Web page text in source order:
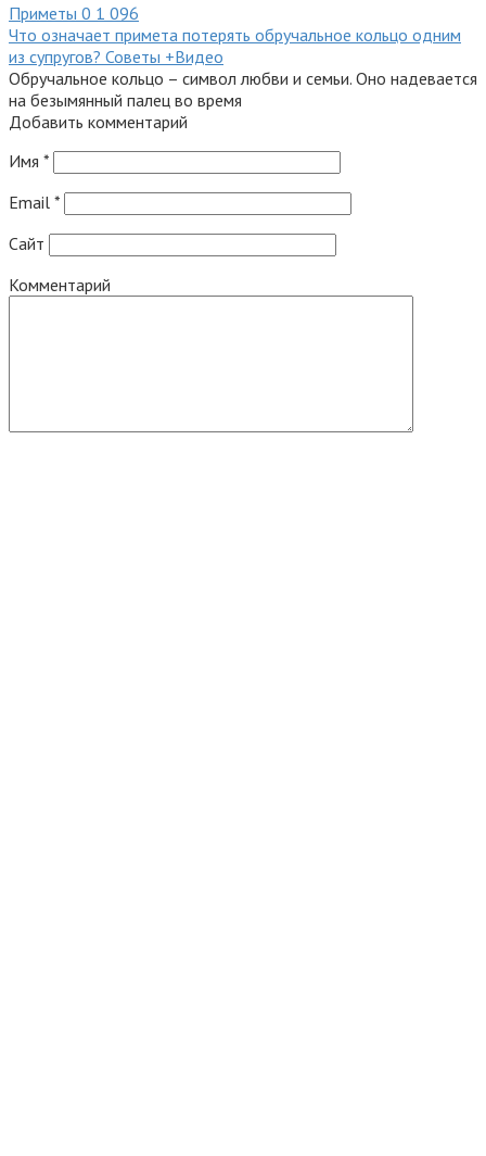
Приметы 0 1 096
Что означает примета потерять обручальное кольцо одним
из супругов? Советы +Видео
Обручальное кольцо – символ любви и семьи. Оно надевается
на безымянный палец во время
Добавить комментарий
Имя *
Email *
Сайт
Комментарий